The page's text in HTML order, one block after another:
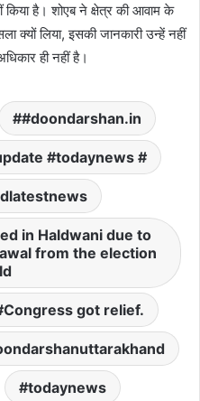
किया है। शोएब ने क्षेत्र की आवाम के
क्यों लिया, इसकी जानकारी उन्हें नहीं
ही नहीं है।
#doondarshan.in
#todaynews #
in Haldwani due to
from the election
Congress got relief.
todaynews